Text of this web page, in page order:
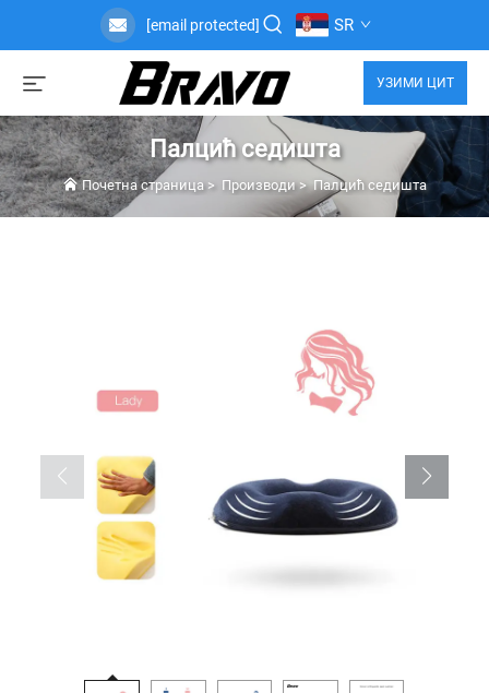
[email protected] SR
УЗИМИ ЦИТ
Палцић седишта
Почетна страница> Производи>Палцић седишта